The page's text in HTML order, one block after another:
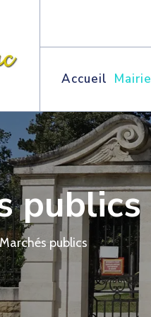
Accueil Mairie
publics
Marchés publics